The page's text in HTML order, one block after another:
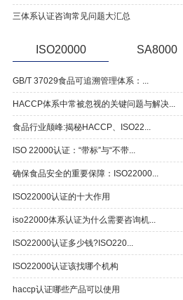
三体系认证咨询常见问题大汇总
ISO20000 SA8000
GB/T 37029食品可追溯管理体系：...
HACCP体系中常被忽视的关键问题与解决...
食品行业颠峰:揭秘HACCP、ISO22...
ISO 22000认证：“带标”与“不带...
确保食品安全的重要保障：ISO22000...
ISO22000认证的十大作用
iso22000体系认证为什么需要咨询机...
ISO22000认证多少钱?ISO220...
ISO22000认证该找哪个机构
haccp认证哪些产品可以使用